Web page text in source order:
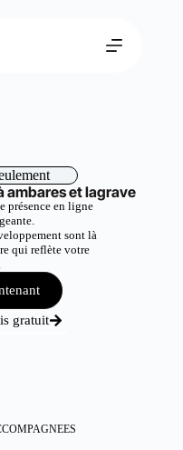
ambares et lagrave
présence en ligne
sont là
qui reflète votre
gratuit